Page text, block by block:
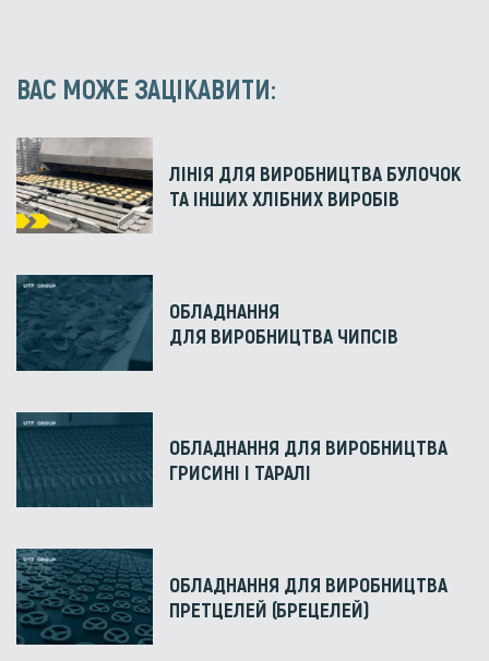
ВАС МОЖЕ ЗАЦІКАВИТИ:
ЛІНІЯ ДЛЯ ВИРОБНИЦТВА БУЛОЧОК
ТА ІНШИХ ХЛІБНИХ ВИРОБІВ
ОБЛАДНАННЯ
ДЛЯ ВИРОБНИЦТВА ЧИПСІВ
ОБЛАДНАННЯ ДЛЯ ВИРОБНИЦТВА
ГРИСИНІ І ТАРАЛІ
ОБЛАДНАННЯ ДЛЯ ВИРОБНИЦТВА
ПРЕТЦЕЛЕЙ (БРЕЦЕЛЕЙ)